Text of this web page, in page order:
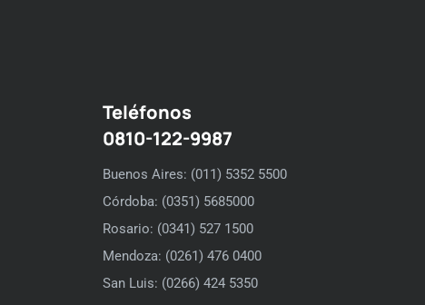
Teléfonos
0810-122-9987
Buenos Aires: (011) 5352 5500
Córdoba: (0351) 5685000
Rosario: (0341) 527 1500
Mendoza: (0261) 476 0400
San Luis: (0266) 424 5350